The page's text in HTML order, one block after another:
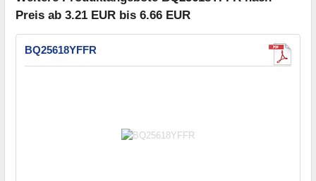
Preis ab 3.21 EUR bis 6.66 EUR
BQ25618YFFR